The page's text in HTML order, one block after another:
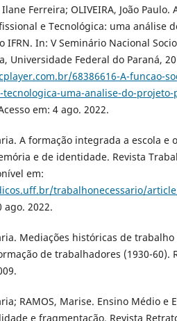
Ilane Ferreira; OLIVEIRA, João
e Tecnológica: uma análise
IFRN. In: V Seminário Nacional
Universidade Federal do Paraná,
68386616-A-funcao-
uma-analise-do-
em: 4 ago. 2022.
A formação integrada a escola e
e de identidade. Revista
em:
trabalhonecessario/
ago. 2022.
Mediações históricas de
de trabalhadores (1930-60).
RAMOS, Marise. Ensino Médio e
e fragmentação. Revista